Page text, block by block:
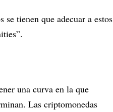
tienen que adecuar a estos
una curva en la que
Las criptomonedas